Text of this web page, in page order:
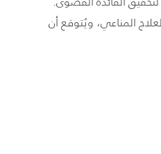
المناعي، ويُتوقع أن